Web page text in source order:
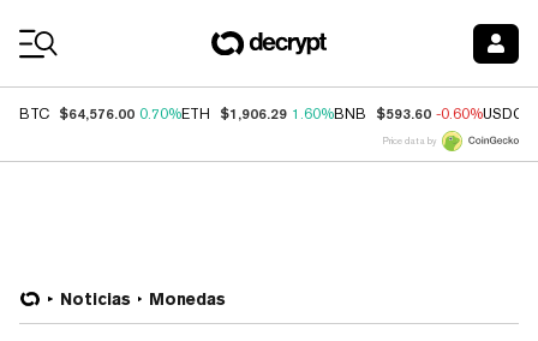
BTC $64,576.00 0.70%ETH $1,906.29 1.60%BNB $593.60 -0.60%USDC
Price data by
Noticias Monedas